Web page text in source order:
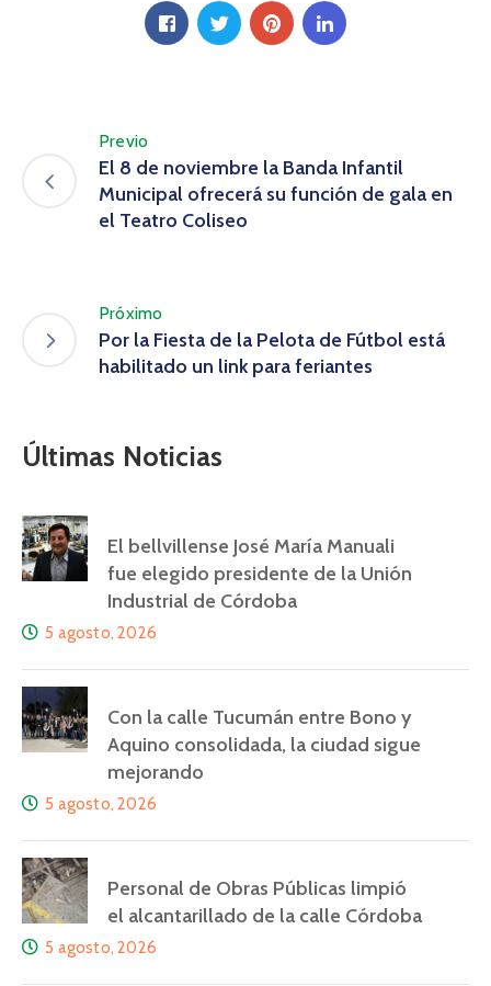
Previo
El 8 de noviembre la Banda Infantil
Municipal ofrecerá su función de gala en
el Teatro Coliseo
Próximo
Por la Fiesta de la Pelota de Fútbol está
habilitado un link para feriantes
Últimas Noticias
El bellvillense José María Manuali
fue elegido presidente de la Unión
Industrial de Córdoba
5 agosto, 2026
Con la calle Tucumán entre Bono y
Aquino consolidada, la ciudad sigue
mejorando
5 agosto, 2026
Personal de Obras Públicas limpió
el alcantarillado de la calle Córdoba
5 agosto, 2026